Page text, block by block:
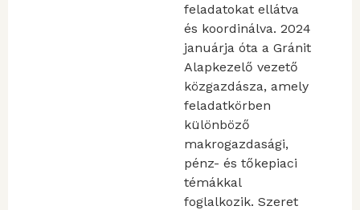
feladatokat ellátva
és koordinálva. 2024
januárja óta a Gránit
Alapkezelő vezető
közgazdásza, amely
feladatkörben
különböző
makrogazdasági,
pénz- és tőkepiaci
témákkal
foglalkozik. Szeret